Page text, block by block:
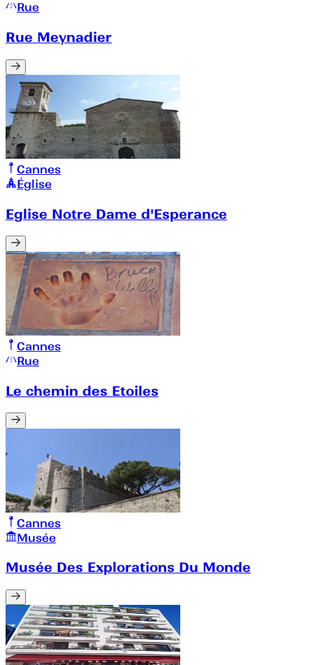
Rue
Rue Meynadier
Cannes
Église
Eglise Notre Dame d'Esperance
Cannes
Rue
Le chemin des Etoiles
Cannes
Musée
Musée Des Explorations Du Monde